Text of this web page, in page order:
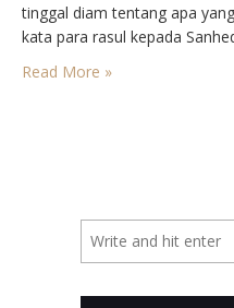
tinggal diam tentang apa
kata para rasul kepada
segala makhluk!” Marilah kita
Read More »